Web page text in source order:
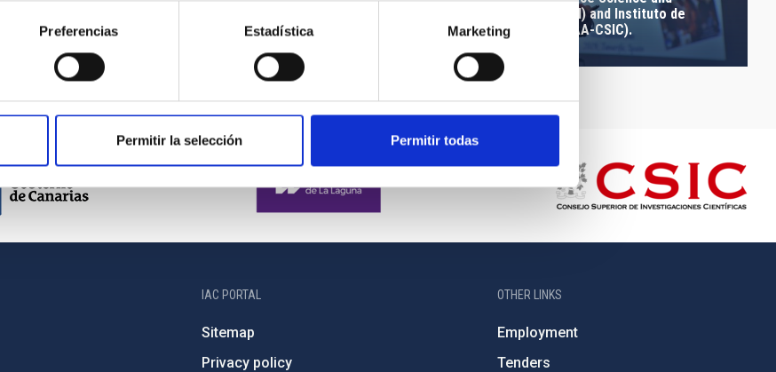
Preferencias Estadística Marketing
Permitir la selección Permitir todas
Technology Institute (ESSTI) and Instituto de
Astrofísica de Andalucía (IAA-CSIC).
IAC PORTAL
Sitemap
Privacy policy
OTHER LINKS
Employment
Tenders